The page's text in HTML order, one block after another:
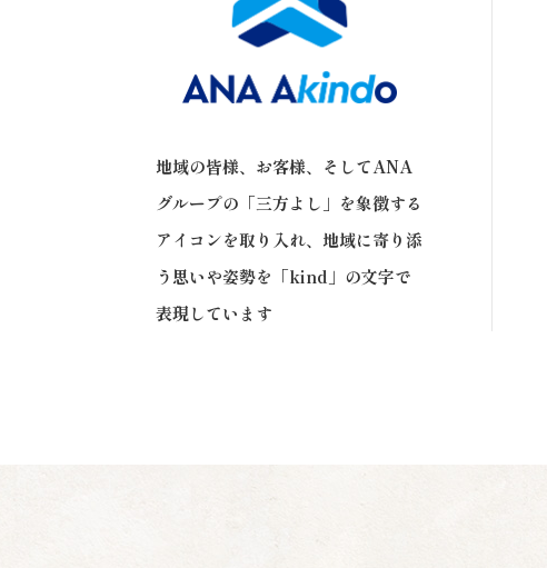
地域の皆様、お客様、そしてANA
グループの「三方よし」を象徴する
アイコンを取り入れ、地域に寄り添
う思いや姿勢を「kind」の文字で
表現しています